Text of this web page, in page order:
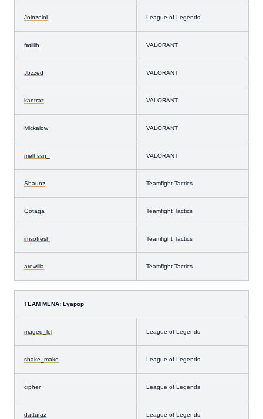
Joinzelol League of Legends
fatiiiih VALORANT
Jbzzed VALORANT
kantraz VALORANT
Mickalow VALORANT
melhssn_ VALORANT
Shaunz Teamfight Tactics
Gotaga Teamfight Tactics
imsofresh Teamfight Tactics
arewilia Teamfight Tactics
TEAM MENA: Lyapop
maged_lol League of Legends
shake_make League of Legends
cipher League of Legends
datturaz League of Legends